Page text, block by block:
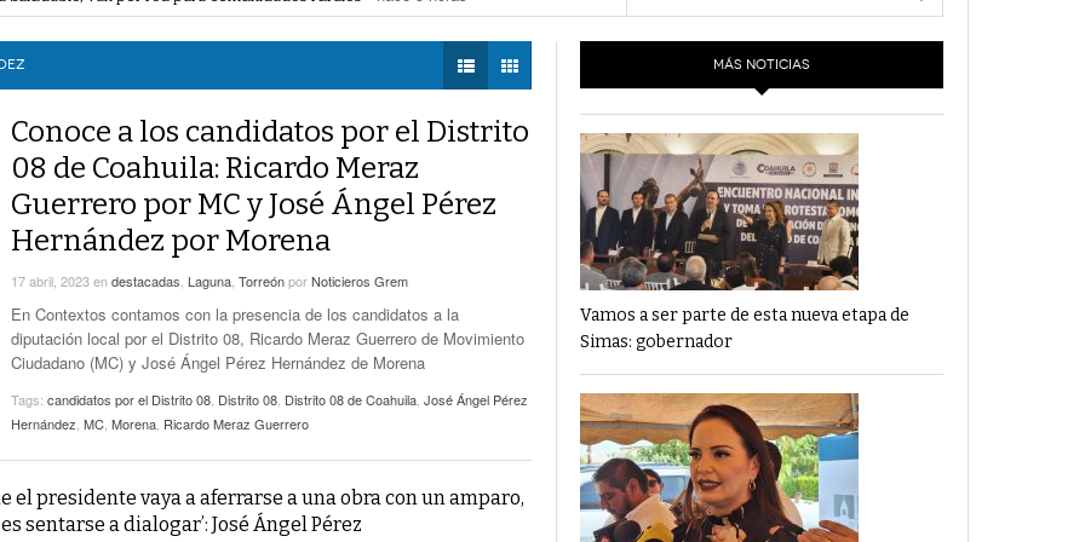
Avance De 33 Por Ciento- hace 7 horas -
No Hubo Daños A Obras Del Sistema Vial
Abastos- Independencia Por Las Lluvias
- hace
8 horas -
- hace 8 horas -
TWEETS AND
LA MEJOR 97.1
ESTÉREO GALLITO
Financiamiento’ Por PC29
‘La Laguna: Bomba De Tiempo Por Falta De
Planeación’ Por PC29- 17 mayo, 2021
‘Las Corrupciones, Sus Formas Y Efectos’ Por
PC29- 7 mayo, 2021
ciudadano a 50 jueces en 2028- hace 6 horas -
Lerdo; cámaras captan a responsables- hace 6 horas -
de lotes baldíos
Conoce a los candidatos por el Distrito
08 de Coahuila: Ricardo Meraz
Guerrero por MC y José Ángel Pérez
Hernández por Morena
17 abril, 2023endestacadas Laguna TorreónporNoticieros Grem
En Contextos contamos con la presencia de los candidatos a la
diputación local por el Distrito 08, Ricardo Meraz Guerrero de Movimiento
Ciudadano (MC) y José Ángel Pérez Hernández de Morena
Tags: candidatos por el Distrito 08 Distrito 08 Distrito 08 de Coahuila José Ángel Pérez
Hernández MC Morena Ricardo Meraz Guerrero
el presidente vaya a aferrarse a una obra con un amparo,
sentarse a dialogar’: José Ángel Pérez
MÁS NOTICIAS
Vamos a ser parte de esta nueva etapa de
Simas: gobernador